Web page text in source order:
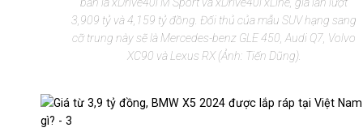
3,909 tỷ và 4,159 tỷ đồng. Đối thủ của mẫu SUV hạng sang
cỡ trung này sẽ là Mercedes-benz GLE 450, Audi Q7, Volvo
XC90 và Lexus RX (Ảnh: Tiến Dũng).